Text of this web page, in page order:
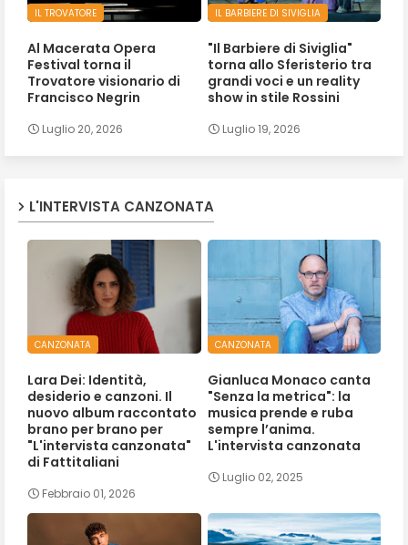
IL TROVATORE
Al Macerata Opera
Festival torna il
Trovatore visionario di
Francisco Negrin
Luglio 20, 2026
IL BARBIERE DI SIVIGLIA
"Il Barbiere di Siviglia"
torna allo Sferisterio tra
grandi voci e un reality
show in stile Rossini
Luglio 19, 2026
L'INTERVISTA CANZONATA
CANZONATA
Lara Dei: Identità,
desiderio e canzoni. Il
nuovo album raccontato
brano per brano per
"L'intervista canzonata"
di Fattitaliani
Febbraio 01, 2026
CANZONATA
Gianluca Monaco canta
"Senza la metrica": la
musica prende e ruba
sempre l’anima.
L'intervista canzonata
Luglio 02, 2025